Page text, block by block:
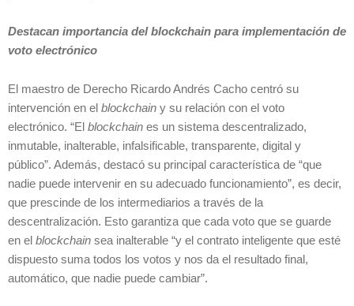
Destacan importancia del blockchain para implementación de
voto electrónico
El maestro de Derecho Ricardo Andrés Cacho centró su
intervención en el blockchain y su relación con el voto
electrónico. “El blockchain es un sistema descentralizado,
inmutable, inalterable, infalsificable, transparente, digital y
público”. Además, destacó su principal característica de “que
nadie puede intervenir en su adecuado funcionamiento”, es decir,
que prescinde de los intermediarios a través de la
descentralización. Esto garantiza que cada voto que se guarde
en el blockchain sea inalterable “y el contrato inteligente que esté
dispuesto suma todos los votos y nos da el resultado final,
automático, que nadie puede cambiar”.